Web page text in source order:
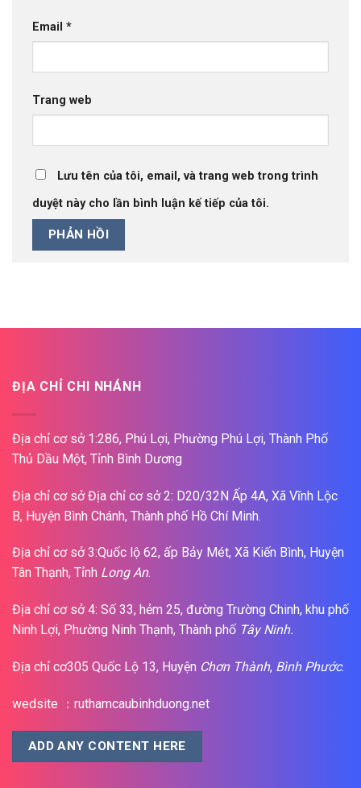
Email *
Trang web
Lưu tên của tôi, email, và trang web trong trình
duyệt này cho lần bình luận kế tiếp của tôi.
ĐỊA CHỈ CHI NHÁNH
Địa chỉ cơ sở 1:286, Phú Lợi, Phường Phú Lợi, Thành Phố
Thủ Dầu Một, Tỉnh Bình Dương
Địa chỉ cơ sở Địa chỉ cơ sở 2: D20/32N Ấp 4A, Xã Vĩnh Lộc
B, Huyện Bình Chánh, Thành phố Hồ Chí Minh.
Địa chỉ cơ sở 3:Quốc lộ 62, ấp Bảy Mét, Xã Kiến Bình, Huyện
Tân Thạnh, Tỉnh Long An.
Địa chỉ cơ sở 4: Số 33, hẻm 25, đường Trường Chinh, khu phố
Ninh Lợi, Phường Ninh Thạnh, Thành phố Tây Ninh.
Địa chỉ cơ305 Quốc Lộ 13, Huyện Chơn Thành, Bình Phước.
wedsite ：ruthamcaubinhduong.net
ADD ANY CONTENT HERE